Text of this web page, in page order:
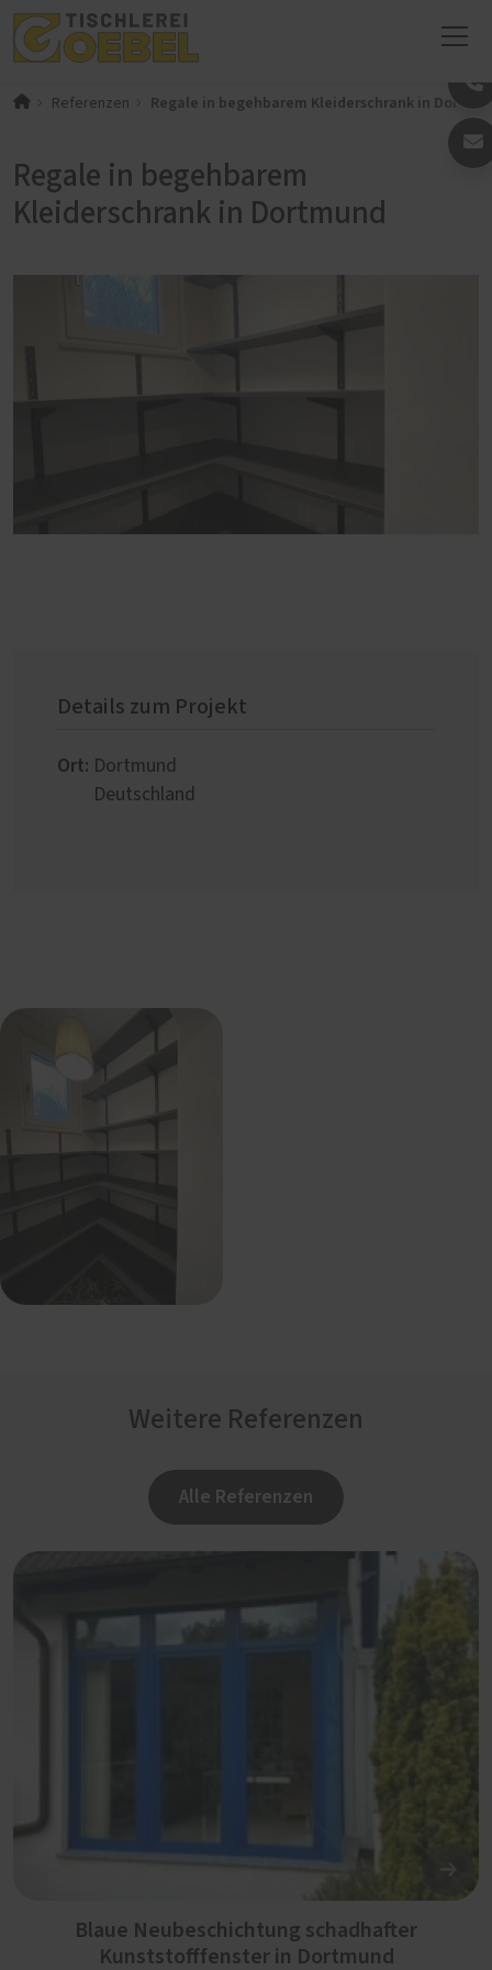
Referenzen Regale in begehbarem Kleiderschrank in
Regale in begehbarem
Kleiderschrank in Dortmund
Details zum Projekt
Ort: Dortmund
Deutschland
Weitere Referenzen
Alle Referenzen
Blaue Neubeschichtung schadhafter
Kunststofffenster in Dortmund